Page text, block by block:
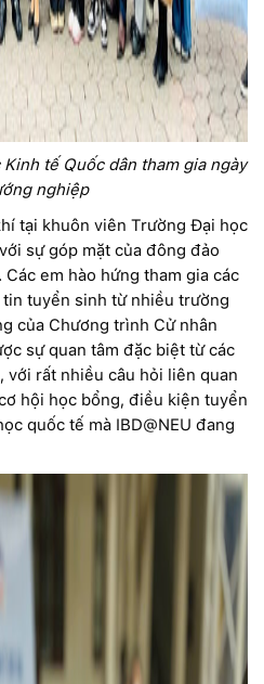
tế Quốc dân tham gia ngày
nghiệp
tại khuôn viên Trường Đại học
sự góp mặt của đông đảo
em hào hứng tham gia các
tuyển sinh từ nhiều trường
của Chương trình Cử nhân
sự quan tâm đặc biệt từ các
với rất nhiều câu hỏi liên quan
hội học bổng, điều kiện tuyển
quốc tế mà IBD@NEU đang